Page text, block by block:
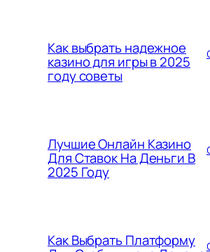
Как выбрать надежное
казино для игры в 2025
году советы
Лучшие Онлайн Казино
Для Ставок На Деньги В
2025 Году
Как Выбрать Платформу